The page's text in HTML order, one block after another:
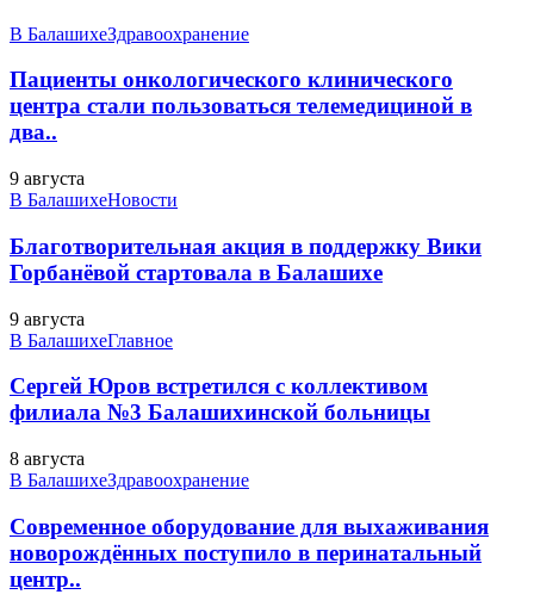
В БалашихеЗдравоохранение
Пациенты онкологического клинического
центра стали пользоваться телемедициной в
два..
9 августа
В БалашихеНовости
Благотворительная акция в поддержку Вики
Горбанёвой стартовала в Балашихе
9 августа
В БалашихеГлавное
Сергей Юров встретился с коллективом
филиала №3 Балашихинской больницы
8 августа
В БалашихеЗдравоохранение
Современное оборудование для выхаживания
новорождённых поступило в перинатальный
центр..